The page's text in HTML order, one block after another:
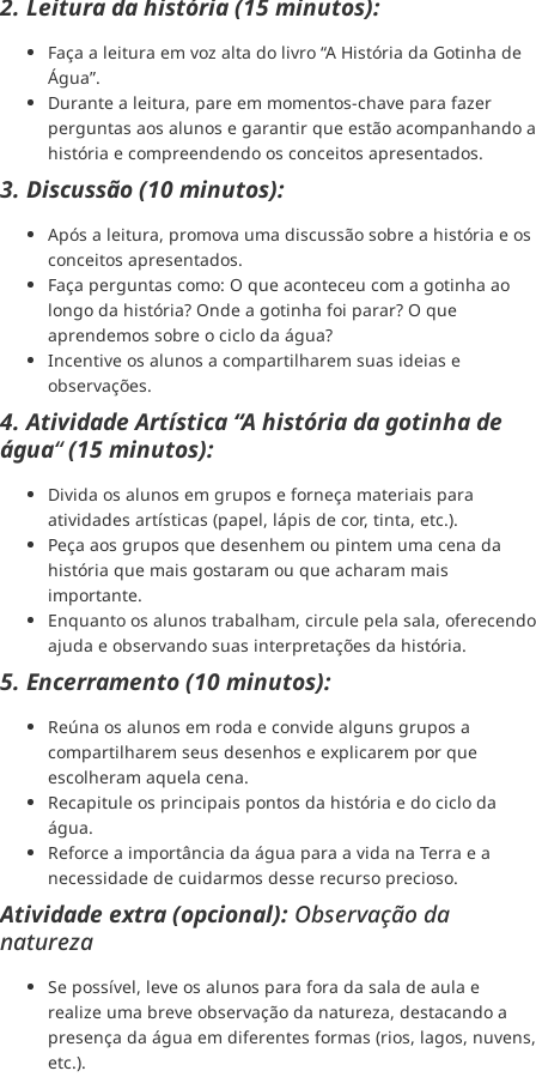
Faça a leitura em voz alta do livro “A História da Gotinha de
Água”.
Durante a leitura, pare em momentos-chave para fazer
perguntas aos alunos e garantir que estão acompanhando a
história e compreendendo os conceitos apresentados.
3. Discussão (10 minutos):
Após a leitura, promova uma discussão sobre a história e os
conceitos apresentados.
Faça perguntas como: O que aconteceu com a gotinha ao
longo da história? Onde a gotinha foi parar? O que
aprendemos sobre o ciclo da água?
Incentive os alunos a compartilharem suas ideias e
observações.
4. Atividade Artística “A história da gotinha de
água“(15 minutos):
Divida os alunos em grupos e forneça materiais para
atividades artísticas (papel, lápis de cor, tinta, etc.).
Peça aos grupos que desenhem ou pintem uma cena da
história que mais gostaram ou que acharam mais
importante.
Enquanto os alunos trabalham, circule pela sala, oferecendo
ajuda e observando suas interpretações da história.
5. Encerramento (10 minutos):
Reúna os alunos em roda e convide alguns grupos a
compartilharem seus desenhos e explicarem por que
escolheram aquela cena.
Recapitule os principais pontos da história e do ciclo da
água.
Reforce a importância da água para a vida na Terra e a
necessidade de cuidarmos desse recurso precioso.
Atividade extra (opcional): Observação da
natureza
Se possível, leve os alunos para fora da sala de aula e
realize uma breve observação da natureza, destacando a
presença da água em diferentes formas (rios, lagos, nuvens,
etc.).